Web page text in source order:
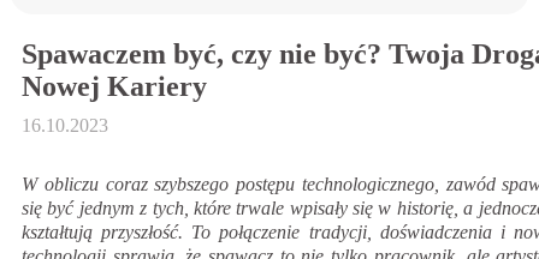
Spawaczem być, czy nie być? Twoja
Nowej Kariery
16.10.2023
W obliczu coraz szybszego postępu technologicznego, zawód
się być jednym z tych, które trwale wpisały się w historię, a
kształtują przyszłość. To połączenie tradycji, doświadczenia i